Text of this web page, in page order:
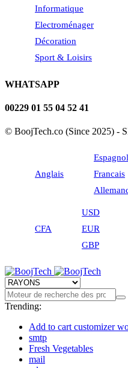
Informatique
Electroménager
Décoration
Sport & Loisirs
WHATSAPP
00229 01 55 04 52 41
© BoojTech.co (Since 2025) -
Anglais
Espagnol
Francais
CFA
USD
EUR
GBP
Trending:
Add to cart customizer
smtp
Fresh Vegetables
mail